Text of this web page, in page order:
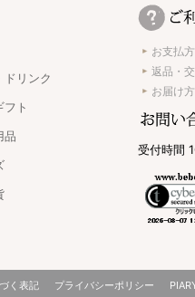
ドリンク
フト
品
お支払
返品・
お届け
受付時間
く表記 プライバシーポリシー